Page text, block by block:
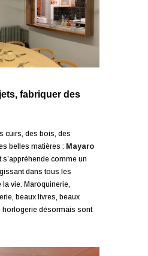
fabriquer des
cuirs, des bois, des
belles matières : Mayaro
comme un
dans tous les
vie. Maroquinerie,
beaux livres, beaux
horlogerie désormais sont